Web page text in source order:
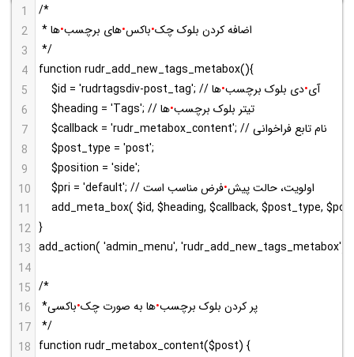
1
/*
2
* اضافه کردن بلوک چک•باکس•های برچسب•ها
3
*/
4
function rudr_add_new_tags_metabox(){
5
$id = 'rudrtagsdiv-post_tag'; // آی•دی بلوک برچسب•ها
6
$heading = 'Tags'; // تیتر بلوک برچسب•ها
7
$callback = 'rudr_metabox_content'; // نام تابع فراخوانی
8
$post_type = 'post';
9
$position = 'side';
10
$pri = 'default'; // اولویت، حالت پیش•فرض مناسب است
11
add_meta_box( $id, $heading, $callback, $post_type,
12 }
13 add_action( 'admin_menu', 'rudr_add_new_tags_metabox');
14
15 /*
16
*پر کردن بلوک برچسب•ها به صورت چک•باکسی
17
*/
18 function rudr_metabox_content($post) {